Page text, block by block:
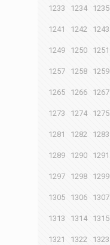
1233 1234 1235
1241 1242 1243
1249 1250 1251
1257 1258 1259
1265 1266 1267
1273 1274 1275
1281 1282 1283
1289 1290 1291
1297 1298 1299
1305 1306 1307
1313 1314 1315
1321 1322 1323